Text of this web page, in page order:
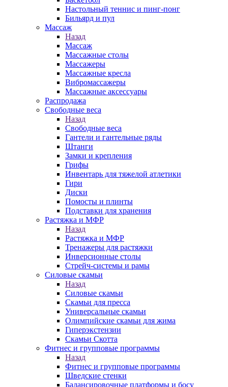
Настольный теннис и пинг-понг
Бильярд и пул
Массаж
Назад
Массаж
Массажные столы
Массажеры
Массажные кресла
Вибромассажеры
Массажные аксессуары
Распродажа
Свободные веса
Назад
Свободные веса
Гантели и гантельные ряды
Штанги
Замки и крепления
Грифы
Инвентарь для тяжелой атлетики
Гири
Диски
Помосты и плинты
Подставки для хранения
Растяжка и МФР
Назад
Растяжка и МФР
Тренажеры для растяжки
Инверсионные столы
Стрейч-системы и рамы
Силовые скамьи
Назад
Силовые скамьи
Скамьи для пресса
Универсальные скамьи
Олимпийские скамьи для жима
Гиперэкстензии
Скамьи Скотта
Фитнес и групповые программы
Назад
Фитнес и групповые программы
Шведские стенки
Балансировочные платформы и босу